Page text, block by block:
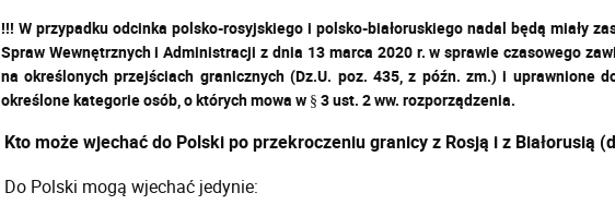
!!! W przypadku odcinka polsko-rosyjskiego i polsko-białoruskiego nadal będą miały
Spraw Wewnętrznych i Administracji z dnia 13 marca 2020 r. w sprawie czasowego
na określonych przejściach granicznych (Dz.U. poz. 435, z późn. zm.) i uprawnione
określone kategorie osób, o których mowa w § 3 ust. 2 ww. rozporządzenia.
Kto może wjechać do Polski po przekroczeniu granicy z Rosją i z Białorusią
Do Polski mogą wjechać jedynie: